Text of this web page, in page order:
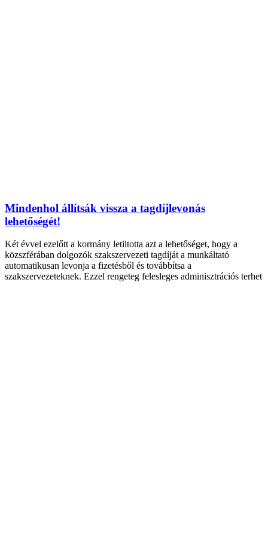
Mindenhol állítsák vissza a tagdíjlevonás
lehetőségét!
Két évvel ezelőtt a kormány letiltotta azt a lehetőséget, hogy a
közszférában dolgozók szakszervezeti tagdíját a munkáltató
automatikusan levonja a fizetésből és továbbítsa a
szakszervezeteknek. Ezzel rengeteg felesleges adminisztrációs terhet